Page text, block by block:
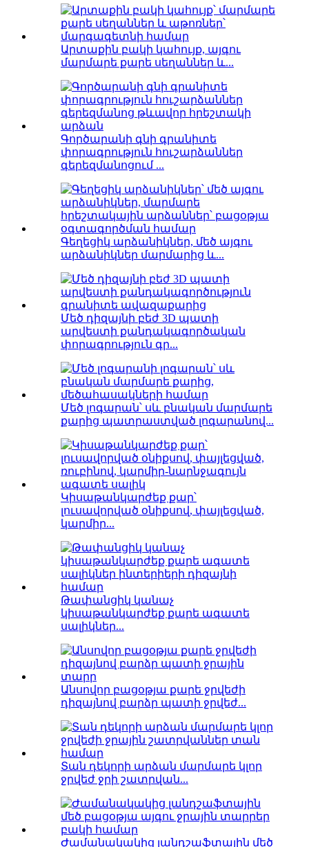
Արտաքին բակի կահույք, այգու
մարմարե քարե սեղաններ և...
Գործարանի գնի գրանիտե
փորագրություն հուշարձաններ
գերեզմանոցում ...
Գեղեցիկ արձանիկներ, մեծ այգու
արձանիկներ մարմարից և...
Մեծ դիզայնի բեժ 3D պատի
արվեստի քանդակագործական
փորագրություն գր...
Մեծ լոգարան՝ սև բնական մարմարե
քարից պատրաստված լոգարանով...
Կիսաթանկարժեք քար՝
լուսավորված օնիքսով, փայլեցված,
կարմիր...
Թափանցիկ կանաչ
կիսաթանկարժեք քարե ագատե
սալիկներ...
Անսովոր բացօթյա քարե ջրվեժի
դիզայնով բարձր պատի ջրվեժ...
Տան դեկորի արձան մարմարե կլոր
ջրվեժ ջրի շատրվան...
Ժամանակակից լանդշաֆտային մեծ